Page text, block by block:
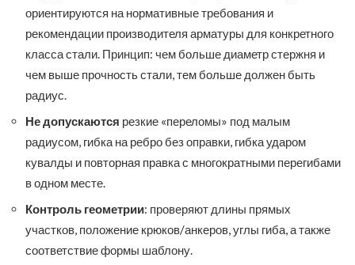
ориентируются на нормативные требования и
рекомендации производителя арматуры для конкретного
класса стали. Принцип: чем больше диаметр стержня и
чем выше прочность стали, тем больше должен быть
радиус.
Не допускаются резкие «переломы» под малым
радиусом, гибка на ребро без оправки, гибка ударом
кувалды и повторная правка с многократными перегибами
в одном месте.
Контроль геометрии: проверяют длины прямых
участков, положение крюков/анкеров, углы гиба, а также
соответствие формы шаблону.